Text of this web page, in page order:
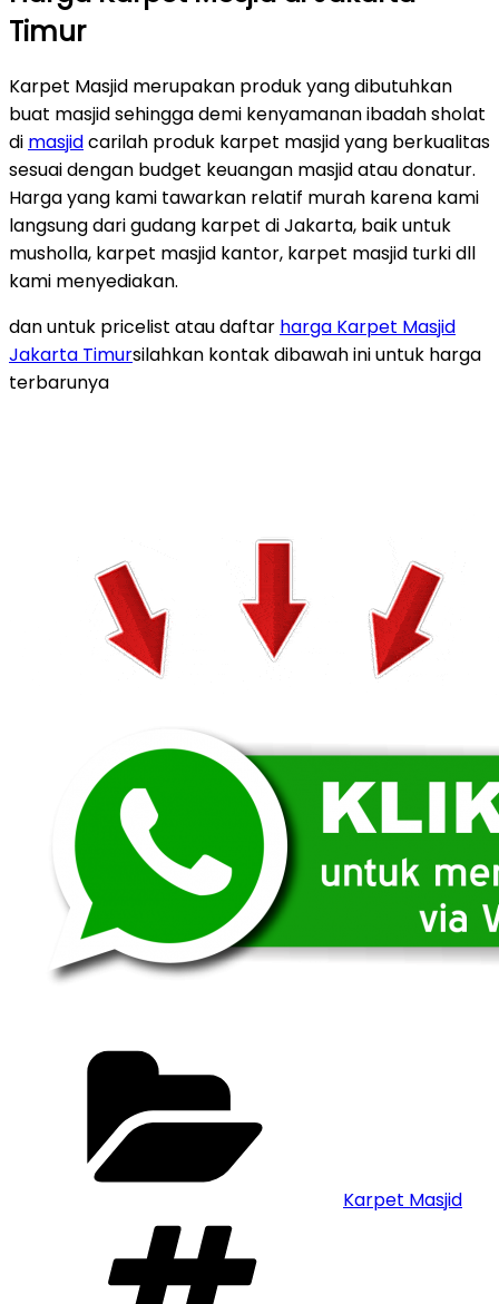
Timur
Karpet Masjid merupakan produk yang dibutuhkan
buat masjid sehingga demi kenyamanan ibadah sholat
di masjidcarilah produk karpet masjid yang berkualitas
sesuai dengan budget keuangan masjid atau donatur.
Harga yang kami tawarkan relatif murah karena kami
langsung dari gudang karpet di Jakarta, baik untuk
musholla, karpet masjid kantor, karpet masjid turki dll
kami menyediakan.
dan untuk pricelist atau daftar harga Karpet Masjid
Jakarta Timursilahkan kontak dibawah ini untuk harga
terbarunya
Karpet Masjid